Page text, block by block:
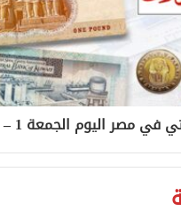
مصر اليوم الجمعة 1 – 8 – 2025